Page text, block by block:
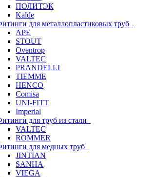
ПОЛИТЭК
Kalde
для металлопластиковых труб
APE
STOUT
Oventrop
VALTEC
PRANDELLI
TIEMME
HENCO
Comisa
UNI-FITT
Imperial
для труб из стали
VALTEC
ROMMER
для медных труб
JINTIAN
SANHA
VIEGA